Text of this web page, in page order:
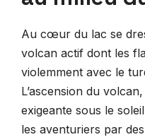
Au cœur du lac se
volcan actif dont les
violemment avec le
L’ascension du
exigeante sous le
les aventuriers par